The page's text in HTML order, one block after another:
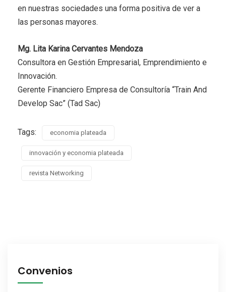
en nuestras sociedades una forma positiva de ver a
las personas mayores.
Mg. Lita Karina Cervantes Mendoza
Consultora en Gestión Empresarial, Emprendimiento e
Innovación.
Gerente Financiero Empresa de Consultoría “Train And
Develop Sac” (Tad Sac)
Tags: economia plateada
innovación y economia plateada
revista Networking
Convenios